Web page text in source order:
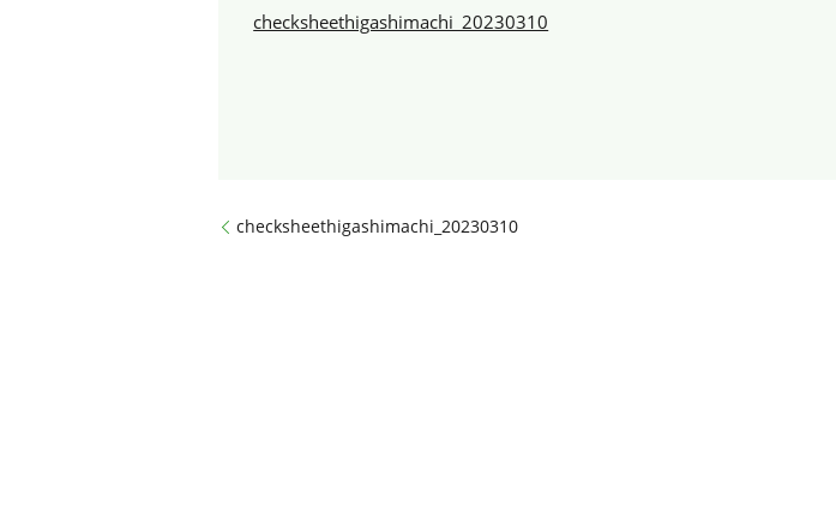
checksheethigashimachi_20230310
checksheethigashimachi_20230310